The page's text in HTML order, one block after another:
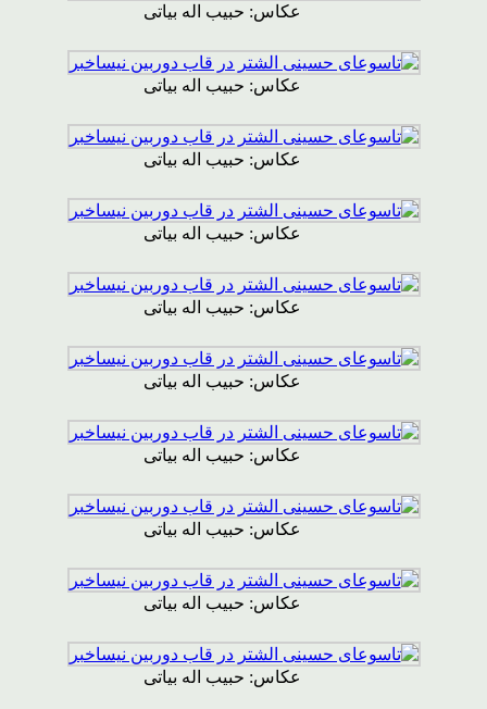
عکاس: حبیب اله بیاتی
عکاس: حبیب اله بیاتی
عکاس: حبیب اله بیاتی
عکاس: حبیب اله بیاتی
عکاس: حبیب اله بیاتی
عکاس: حبیب اله بیاتی
عکاس: حبیب اله بیاتی
عکاس: حبیب اله بیاتی
عکاس: حبیب اله بیاتی
عکاس: حبیب اله بیاتی